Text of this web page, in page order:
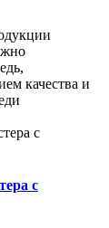
качества и
с